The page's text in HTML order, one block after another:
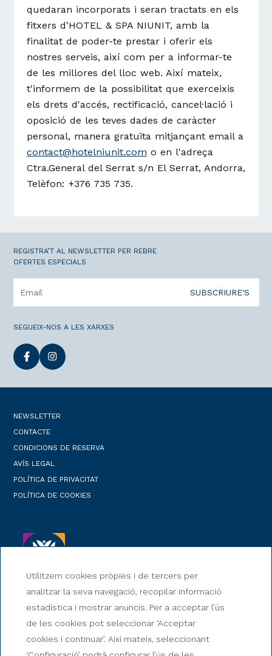
quedaran incorporats i seran tractats en els
fitxers d'HOTEL & SPA NIUNIT, amb la
finalitat de poder-te prestar i oferir els
nostres serveis, així com per a informar-te
de les millores del lloc web. Així mateix,
t'informem de la possibilitat que exerceixis
els drets d'accés, rectificació, cancel·lació i
oposició de les teves dades de caràcter
personal, manera gratuïta mitjançant email a
contact@hotelniunit.com o en l'adreça
Ctra.General del Serrat s/n El Serrat, Andorra,
Telèfon: +376 735 735.
REGISTRA’T AL NEWSLETTER PER REBRE
OFERTES ESPECIALS
SUBSCRIURE'S
SEGUEIX-NOS A LES XARXES
NEWSLETTER
CONTACTE
CONDICIONS DE RESERVA
AVÍS LEGAL
POLÍTICA DE PRIVACITAT
POLÍTICA DE COOKIES
Utilitzem cookies pròpies i de tercers per
analitzar la seva navegació, recopilar informació
estadística i mostrar anuncis. Per a acceptar l’ús
de les cookies pot seleccionar ‘Acceptar
cookies i continuar’. Així mateix, seleccionant